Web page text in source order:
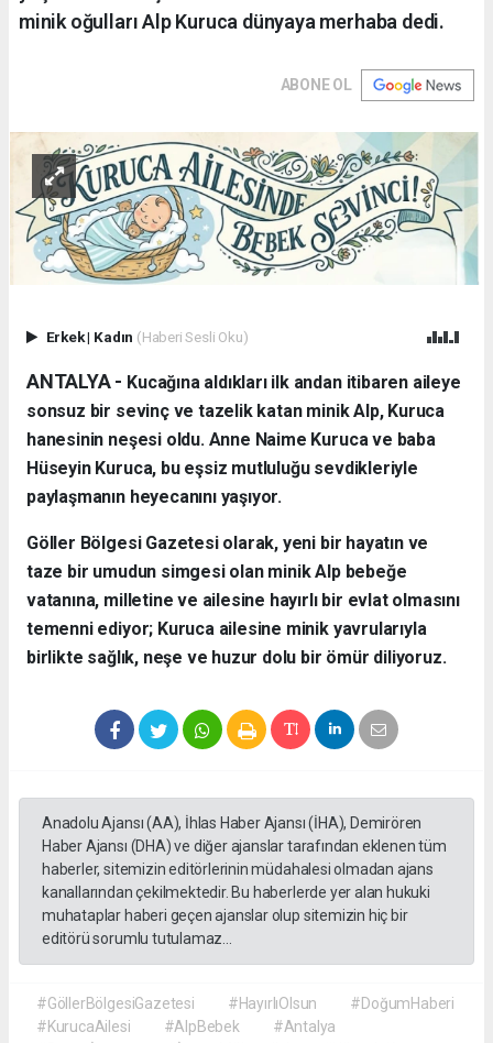
minik oğulları Alp Kuruca dünyaya merhaba dedi.
ABONE OL
Erkek| Kadın (Haberi Sesli Oku)
ANTALYA - ​ Kucağına aldıkları ilk andan itibaren aileye
sonsuz bir sevinç ve tazelik katan minik Alp, Kuruca
hanesinin neşesi oldu. Anne Naime Kuruca ve baba
Hüseyin Kuruca, bu eşsiz mutluluğu sevdikleriyle
paylaşmanın heyecanını yaşıyor.
​Göller Bölgesi Gazetesi olarak, yeni bir hayatın ve
taze bir umudun simgesi olan minik Alp bebeğe
vatanına, milletine ve ailesine hayırlı bir evlat olmasını
temenni ediyor; Kuruca ailesine minik yavrularıyla
birlikte sağlık, neşe ve huzur dolu bir ömür diliyoruz.
Anadolu Ajansı (AA), İhlas Haber Ajansı (İHA), Demirören
Haber Ajansı (DHA) ve diğer ajanslar tarafından eklenen tüm
haberler, sitemizin editörlerinin müdahalesi olmadan ajans
kanallarından çekilmektedir. Bu haberlerde yer alan hukuki
muhataplar haberi geçen ajanslar olup sitemizin hiç bir
editörü sorumlu tutulamaz...
#GöllerBölgesiGazetesi #HayırlıOlsun
#DoğumHaberi
#KurucaAilesi
#AlpBebek
#Antalya